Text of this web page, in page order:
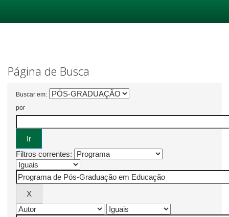
Página de Busca
Buscar em:
por
Filtros correntes: